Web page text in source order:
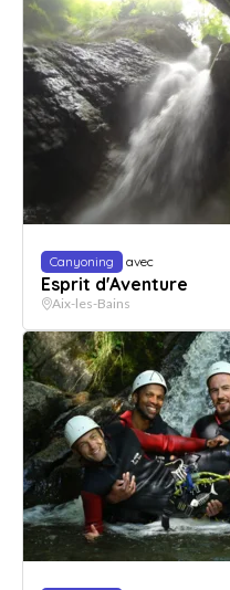
Canyoning avec
Esprit d'Aventure
Aix-les-Bains